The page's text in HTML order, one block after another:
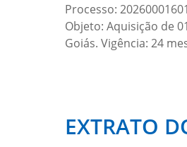
Processo:
Objeto: Aquisição de
Goiás. Vigência: 24
EXTRATO